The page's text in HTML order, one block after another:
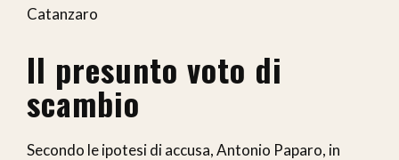
Catanzaro
Il presunto voto di
scambio
Secondo le ipotesi di accusa, Antonio Paparo, in